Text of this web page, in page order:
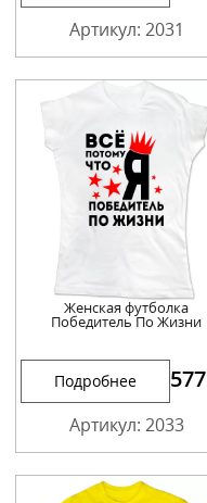
Артикул: 2031
Женская футболка
Победитель По Жизни
Подробнее 577
Артикул: 2033